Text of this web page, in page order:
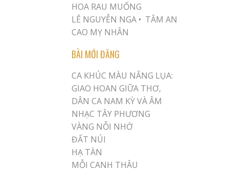
HOA RAU MUỐNG
LÊ NGUYỄN NGA • TÂM AN
CAO MỴ NHÂN
BÀI MỚI ĐĂNG
CA KHÚC MÀU NẮNG LỤA:
GIAO HOAN GIỮA THƠ,
DÂN CA NAM KỲ VÀ ÂM
NHẠC TÂY PHƯƠNG
VÀNG NỖI NHỚ
ĐẤT NÚI
HẠ TÀN
MỖI CANH THÂU